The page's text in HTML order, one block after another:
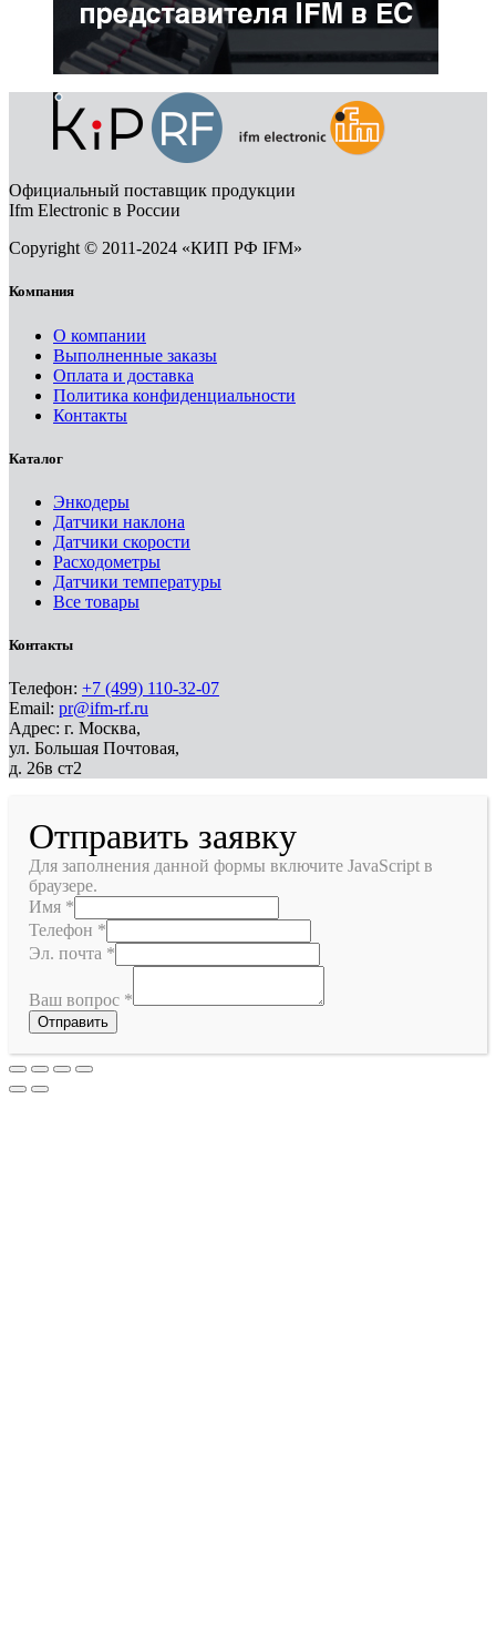
Официальный поставщик продукции
Ifm Electronic в России
Copyright © 2011-2024 «КИП РФ IFM»
Компания
О компании
Выполненные заказы
Оплата и доставка
Политика конфиденциальности
Контакты
Каталог
Энкодеры
Датчики наклона
Датчики скорости
Расходометры
Датчики температуры
Все товары
Контакты
Телефон: +7 (499) 110-32-07
Email: pr@ifm-rf.ru
Адрес: г. Москва,
ул. Большая Почтовая,
д. 26в ст2
Отправить заявку
Для заполнения данной формы включите JavaScript в
браузере.
Имя *
Телефон *
Эл. почта *
Ваш вопрос *
Отправить